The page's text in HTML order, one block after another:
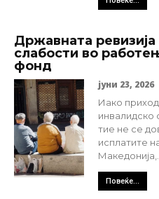
Државната
слабости во
фонд
јуни 23, 2026
Иако
тие не се
исплатите
Македонија,...
Повеќе...